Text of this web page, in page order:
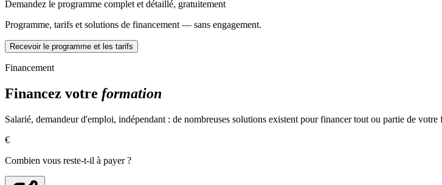
Identifier les éléments du circuit d'alimentation
Identifier les raccords d'alimentation
Connaître les diamètres d'alimentation
Réaliser un cintrage à 90° et une baïonnette
Réaliser des emboîtures
Utiliser des raccords américains, bicônes et universels
Réaliser un collet battu
Connaître la brasure forte et d'autres techniques
Jour 2
Demandez le programme complet et détaillé, gratuitement
Programme, tarifs et solutions de financement — sans engagement.
Recevoir le programme et les tarifs
Financement
Financez votre formation
Salarié, demandeur d'emploi, indépendant : de nombreuses solutions existent pour financer tout ou partie de votre
€
Combien vous reste-t-il à payer ?